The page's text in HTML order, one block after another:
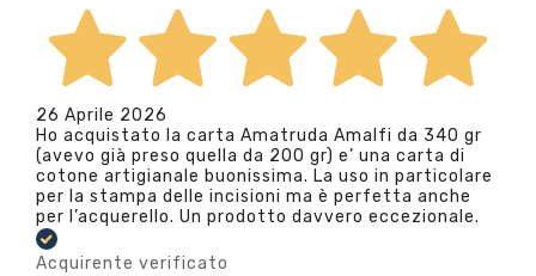
26 Aprile 2026
Ho acquistato la carta Amatruda Amalfi da 340 gr
(avevo già preso quella da 200 gr) e’ una carta di
cotone artigianale buonissima. La uso in particolare
per la stampa delle incisioni ma è perfetta anche
per l’acquerello. Un prodotto davvero eccezionale.
Acquirente verificato